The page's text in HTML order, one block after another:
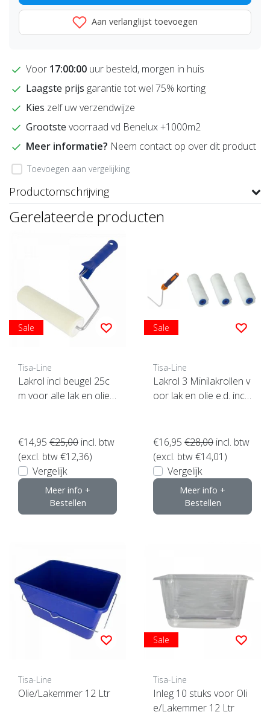
Aan verlanglijst toevoegen
Voor 17:00:00 uur besteld, morgen in huis
Laagste prijs garantie tot wel 75% korting
Kies zelf uw verzendwijze
Grootste voorraad vd Benelux +1000m2
Meer informatie? Neem contact op over dit product
Toevoegen aan vergelijking
Productomschrijving
Gerelateerde producten
Sale
Tisa-Line
Lakrol incl beugel 25c
m voor alle lak en olie
€14,95 €25,00 incl. btw
(excl. btw €12,36)
Vergelijk
Meer info +
Bestellen
Sale
Tisa-Line
Lakrol 3 Minilakrollen v
oor lak en olie e.d. incl
€16,95 €28,00 incl. btw
(excl. btw €14,01)
Vergelijk
Meer info +
Bestellen
Tisa-Line
Olie/Lakemmer 12 Ltr
Sale
Tisa-Line
Inleg 10 stuks voor Oli
e/Lakemmer 12 Ltr